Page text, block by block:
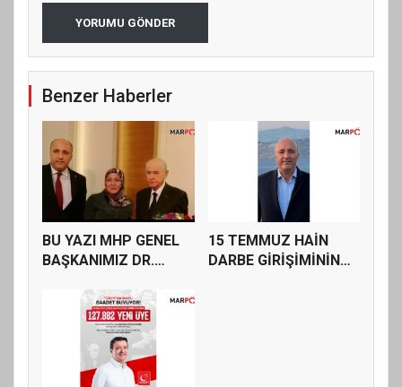
YORUMU GÖNDER
Benzer Haberler
BU YAZI MHP GENEL
BAŞKANIMIZ DR.
15 TEMMUZ HAİN
DARBE GİRİŞİMİNİN